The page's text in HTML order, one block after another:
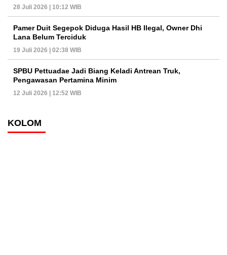
28 Juli 2026 | 10:12 WIB
Pamer Duit Segepok Diduga Hasil HB Ilegal, Owner Dhi
Lana Belum Terciduk
19 Juli 2026 | 02:38 WIB
SPBU Pettuadae Jadi Biang Keladi Antrean Truk,
Pengawasan Pertamina Minim
12 Juli 2026 | 12:52 WIB
KOLOM